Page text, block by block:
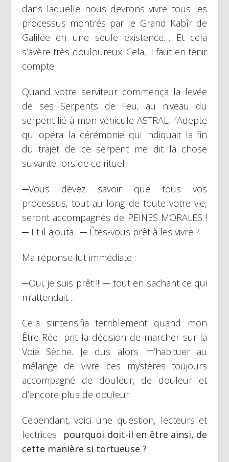
dans laquelle nous devrons vivre tous les
processus montrés par le Grand Kabîr de
Galilée en une seule existence… Et cela
s’avère très douloureux. Cela, il faut en tenir
compte.
Quand votre serviteur commença la levée
de ses Serpents de Feu, au niveau du
serpent lié à mon véhicule ASTRAL, l’Adepte
qui opéra la cérémonie qui indiquait la fin
du trajet de ce serpent me dit la chose
suivante lors de ce rituel :
─Vous devez savoir que tous vos
processus, tout au long de toute votre vie,
seront accompagnés de PEINES MORALES !
─ Et il ajouta : ─ Êtes-vous prêt à les vivre ?
Ma réponse fut immédiate :
─Oui, je suis prêt !!! ─ tout en sachant ce qui
m’attendait…
Cela s’intensifia terriblement quand mon
Être Réel prit la décision de marcher sur la
Voie Sèche. Je dus alors m’habituer au
mélange de vivre ces mystères toujours
accompagné de douleur, de douleur et
d’encore plus de douleur.
Cependant, voici une question, lecteurs et
lectrices : pourquoi doit-il en être ainsi, de
cette manière si tortueuse ?